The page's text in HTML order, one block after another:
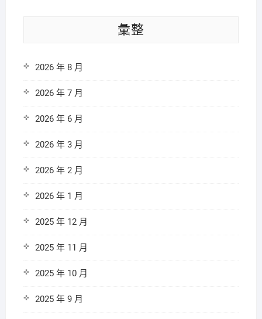
彙整
2026 年 8 月
2026 年 7 月
2026 年 6 月
2026 年 3 月
2026 年 2 月
2026 年 1 月
2025 年 12 月
2025 年 11 月
2025 年 10 月
2025 年 9 月